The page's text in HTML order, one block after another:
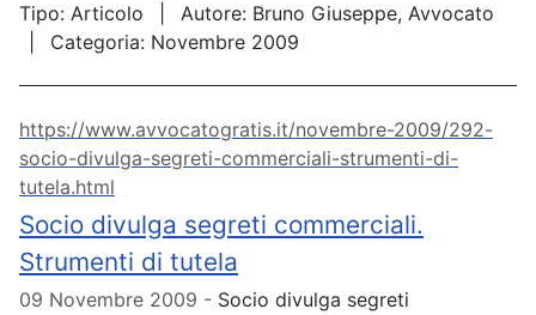
Tipo: Articolo Autore: Bruno Giuseppe, Avvocato
Categoria: Novembre 2009
Socio divulga segreti commerciali.
Strumenti di tutela
https://www.avvocatogratis.it/novembre-2009/292-
socio-divulga-segreti-commerciali-strumenti-di-
tutela.html
09 Novembre 2009
Socio divulga segreti